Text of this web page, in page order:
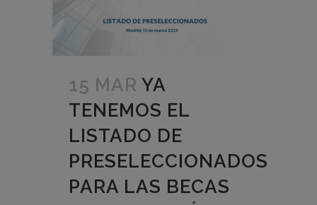
15 MAR YA
TENEMOS EL
LISTADO DE
PRESELECCIONADOS
PARA LAS BECAS